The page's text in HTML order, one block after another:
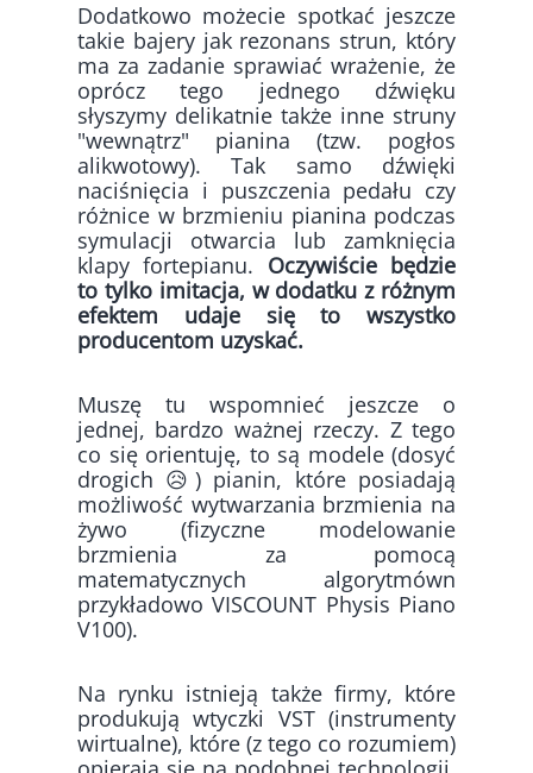
Dodatkowo możecie spotkać jeszcze
takie bajery jak rezonans strun, który
ma za zadanie sprawiać wrażenie, że
oprócz tego jednego dźwięku
słyszymy delikatnie także inne struny
"wewnątrz" pianina (tzw. pogłos
alikwotowy). Tak samo dźwięki
naciśnięcia i puszczenia pedału czy
różnice w brzmieniu pianina podczas
symulacji otwarcia lub zamknięcia
klapy fortepianu. Oczywiście będzie
to tylko imitacja, w dodatku z różnym
efektem udaje się to wszystko
producentom uzyskać.
Muszę tu wspomnieć jeszcze o
jednej, bardzo ważnej rzeczy. Z tego
co się orientuję, to są modele (dosyć
drogich 😥) pianin, które posiadają
możliwość wytwarzania brzmienia na
żywo (fizyczne modelowanie
brzmienia za pomocą
matematycznych algorytmówn
przykładowo VISCOUNT Physis Piano
V100).
Na rynku istnieją także firmy, które
produkują wtyczki VST (instrumenty
wirtualne), które (z tego co rozumiem)